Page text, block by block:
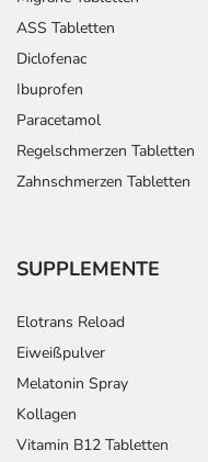
ASS Tabletten
Diclofenac
Ibuprofen
Paracetamol
Regelschmerzen Tabletten
Zahnschmerzen Tabletten
SUPPLEMENTE
Elotrans Reload
Eiweißpulver
Melatonin Spray
Kollagen
Vitamin B12 Tabletten